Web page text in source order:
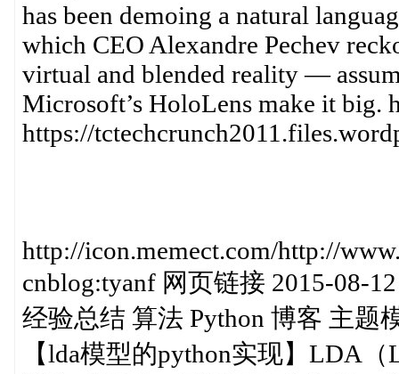
has been demoing a natural
which CEO Alexandre Pechev
virtual and blended reality —
Microsoft’s HoloLens make it big.
https://
http://icon.memect.com/http://
cnblog:tyanf 网页链接 2015-08-
经验总结 算法 Python 博客 主题
【lda模型的python实现】LDA